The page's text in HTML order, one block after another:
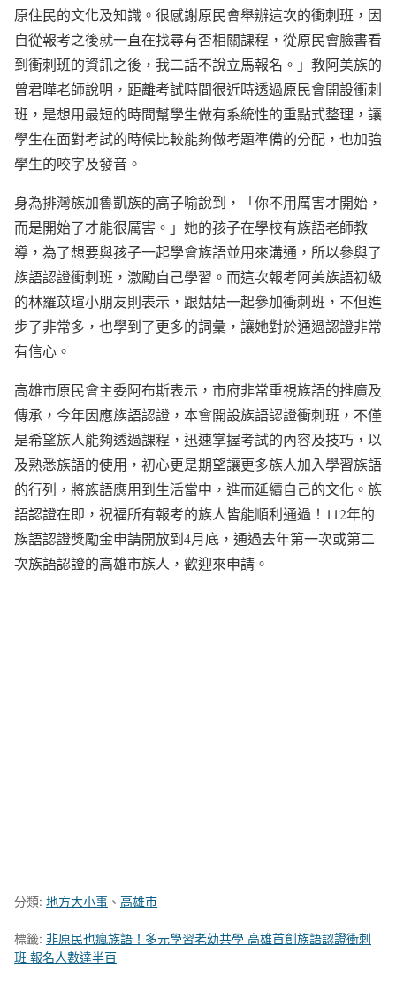
原住民的文化及知識。很感謝原民會舉辦這次的衝刺班，因
自從報考之後就一直在找尋有否相關課程，從原民會臉書看
到衝刺班的資訊之後，我二話不說立馬報名。」教阿美族的
曾君曄老師說明，距離考試時間很近時透過原民會開設衝刺
班，是想用最短的時間幫學生做有系統性的重點式整理，讓
學生在面對考試的時候比較能夠做考題準備的分配，也加強
學生的咬字及發音。
身為排灣族加魯凱族的高子喻說到，「你不用厲害才開始，
而是開始了才能很厲害。」她的孩子在學校有族語老師教
導，為了想要與孩子一起學會族語並用來溝通，所以參與了
族語認證衝刺班，激勵自己學習。而這次報考阿美族語初級
的林羅苡瑄小朋友則表示，跟姑姑一起參加衝刺班，不但進
步了非常多，也學到了更多的詞彙，讓她對於通過認證非常
有信心。
高雄市原民會主委阿布斯表示，市府非常重視族語的推廣及
傳承，今年因應族語認證，本會開設族語認證衝刺班，不僅
是希望族人能夠透過課程，迅速掌握考試的內容及技巧，以
及熟悉族語的使用，初心更是期望讓更多族人加入學習族語
的行列，將族語應用到生活當中，進而延續自己的文化。族
語認證在即，祝福所有報考的族人皆能順利通過！112年的
族語認證獎勵金申請開放到4月底，通過去年第一次或第二
次族語認證的高雄市族人，歡迎來申請。
分類: 地方大小事 、 高雄市
標籤: 非原民也瘋族語！多元學習老幼共學 高雄首創族語認證衝刺
班 報名人數達半百